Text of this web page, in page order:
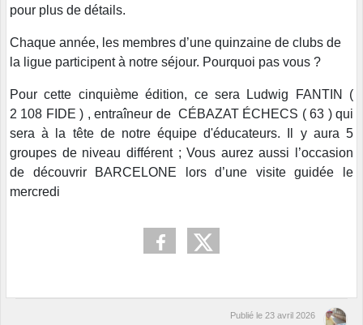
pour plus de détails.
Chaque année, les membres d’une quinzaine de clubs de
la ligue participent à notre séjour. Pourquoi pas vous ?
Pour cette cinquième édition, ce sera Ludwig FANTIN (
2 108 FIDE ) , entraîneur de CÉBAZAT ÉCHECS ( 63 ) qui
sera à la tête de notre équipe d'éducateurs. Il y aura 5
groupes de niveau différent ;Vous aurez aussi l’occasion
de découvrir BARCELONE lors d’une visite guidée le
mercredi
Publié le 23 avril 2026